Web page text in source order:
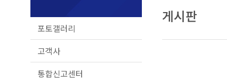
포토갤러리
고객사
통합신고센터
게시판